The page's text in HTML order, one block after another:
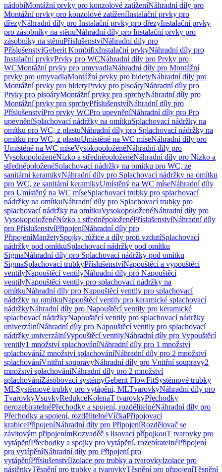
nádobíMontážní prvky pro konzolové zatíženíNáhradní díly pro
Montážní prvky pro konzolové zatíženíInstalační prvky pro
dřezyNáhradní díly pro Instalační prvky pro dřezyInstalační prvky
pro zásobníky na stěnuNáhradní díly pro Instalační prvky pro
zásobníky na stěnuPříslušenstvíNáhradní díly pro
PříslušenstvíGeberit KombifixInstalační prvkyNáhradní díly pro
Instalační prvkyPrvky pro WCNáhradní díly pro Prvky pro
WCMontážní prvky pro umyvadlaNáhradní díly pro Montážní
prvky pro umyvadlaMontážní prvky pro bidetyNáhradní díly pro
Montážní prvky pro bidetyPrvky pro pisoáryNáhradní díly pro
Prvky pro pisoáryMontážní prvky pro sprchyNáhradní díly pro
Montážní prvky pro sprchyPříslušenstvíNáhradní díly pro
PříslušenstvíPro prvky WCPro upevněníNáhradní díly pro Pro
upevněníSplachovací nádržky na omítkuSplachovací nádržky na
omítku pro WC, z plastuNáhradní díly pro Splachovací nádržky na
omítku pro WC, z plastuUmístěné na WC míseNáhradní díly pro
Umístěné na WC míseVysokopoloženéNáhradní díly pro
VysokopoloženéNízko a středněpoloženéNáhradní díly pro Nízko a
středněpoloženéSplachovací nádržky na omítku pro WC, ze
sanitární keramikyNáhradní díly pro Splachovací nádržky na omítku
pro WC, ze sanitární keramikyUmístěný na WC míseNáhradní díly
pro Umístěný na WC míseSplachovací trubky pro splachovací
nádržky na omítkuNáhradní díly pro Splachovací trubky pro
splachovací nádržky na omítkuVysokopoloženéNáhradní díly pro
VysokopoloženéNízko a středněpoloženéPříslušenstvíNáhradní díly
pro PříslušenstvíPřipojeníNáhradní díly pro
PřipojeníManžetySpojky, růžice a díly proti vzdutíSplachovací
nádržky pod omítkuSplachovací nádržky pod omítku
SigmaNáhradní díly pro Splachovací nádržky pod omítku
SigmaSplachovací trubkyPříslušenstvíNapouštěcí a vypouštěcí
ventilyNapouštěcí ventilyNáhradní díly pro Napouštěcí
ventilyNapouštěcí ventily pro splachovací nádržky na
omítkuNáhradní díly pro Napouštěcí ventily pro splachovací
nádržky na omítkuNapouštěcí ventily pro keramické splachovací
nádržkyNáhradní díly pro Napouštěcí ventily pro keramické
splachovací nádržkyNapouštěcí ventily pro splachovací nádržky
univerzálníNáhradní díly pro Napouštěcí ventily pro splachovací
nádržky univerzálníVypouštěcí ventilyNáhradní díly pro Vypouštěcí
ventily1 množství splachováníNáhradní díly pro 1 množství
splachování2 množství splachováníNáhradní díly pro 2 množství
splachováníVnitřní soupravyNáhradní díly pro Vnitřní soupravy2
množství splachováníNáhradní díly pro 2 množství
splachováníZásobovací systémyGeberit FlowFitSystémové trubky
MLSystémové trubky pro vytápění, MLTvarovkyNáhradní díly pro
TvarovkyVsuvkyRedukceKolenaT tvarovkyPřechodky
nerozebíratelnéPřechodky a spojení, rozdělitelnéNáhradní díly pro
Přechodky a spojení, rozdělitelnéVíčkaPřipojovací
krabicePřipojeníNáhradní díly pro PřipojeníRozdělovač se
závitovým připojenímRozvaděč s lisovací přípojkouT tvarovky pro
vytápěníPřechodky a spojky pro vytápění, rozebíratelnéPřipojení
pro vytápěníNáhradní díly pro Připojení pro
vytápěníPříslušenstvíIzolace pro trubky a tvarovkyIzolace pro
nástěnkyTěsnění pro trubky a tvarovkyTěsnění pro připojeníTěsnění